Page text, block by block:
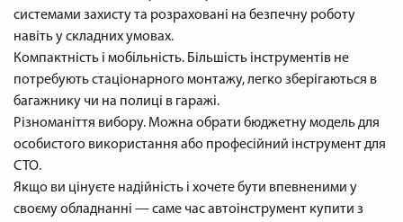
системами захисту та розраховані на безпечну роботу
навіть у складних умовах.
Компактність і мобільність. Більшість інструментів не
потребують стаціонарного монтажу, легко зберігаються в
багажнику чи на полиці в гаражі.
Різноманіття вибору. Можна обрати бюджетну модель для
особистого використання або професійний інструмент для
СТО.
Якщо ви цінуєте надійність і хочете бути впевненими у
своєму обладнанні — саме час автоінструмент купити з